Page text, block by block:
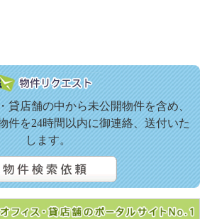
貸店舗の中から未公開物件を含め、
件を24時間以内に御連絡、送付いた
します。